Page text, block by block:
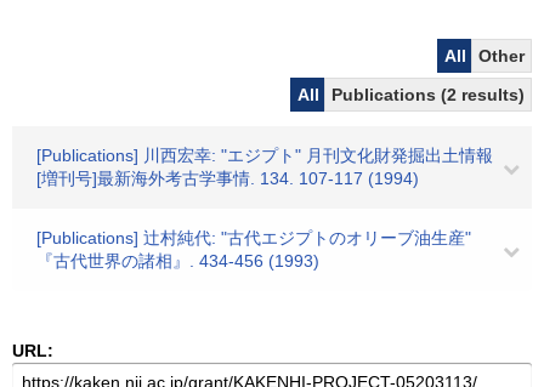
All
Other
All
Publications (2 results)
[Publications] 川西宏幸: "エジプト" 月刊文化財発掘出土情報
[増刊号]最新海外考古学事情. 134. 107-117 (1994)
[Publications] 辻村純代: "古代エジプトのオリーブ油生産"
『古代世界の諸相』. 434-456 (1993)
URL: